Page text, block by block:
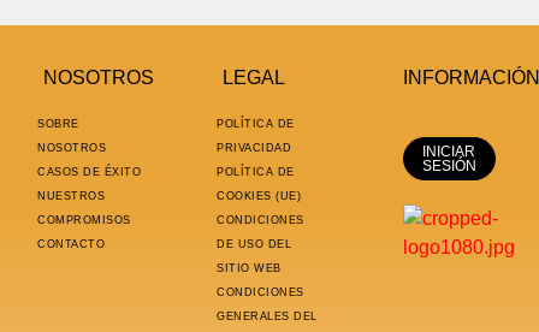
NOSOTROS
SOBRE
NOSOTROS
CASOS DE ÉXITO
NUESTROS
COMPROMISOS
CONTACTO
LEGAL
POLÍTICA DE
PRIVACIDAD
POLÍTICA DE
COOKIES (UE)
CONDICIONES
DE USO DEL
SITIO WEB
CONDICIONES
GENERALES DEL
INFORMACIÓN
INICIAR
SESIÓN